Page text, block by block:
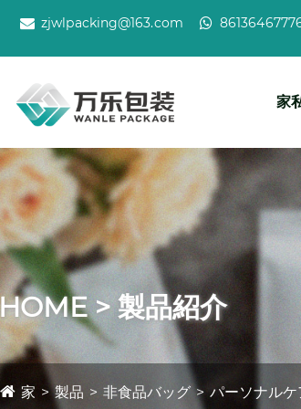
zjwlpacking@163.com
家
> 製品紹介
家 製品 非食品バッグ パーソナルケ